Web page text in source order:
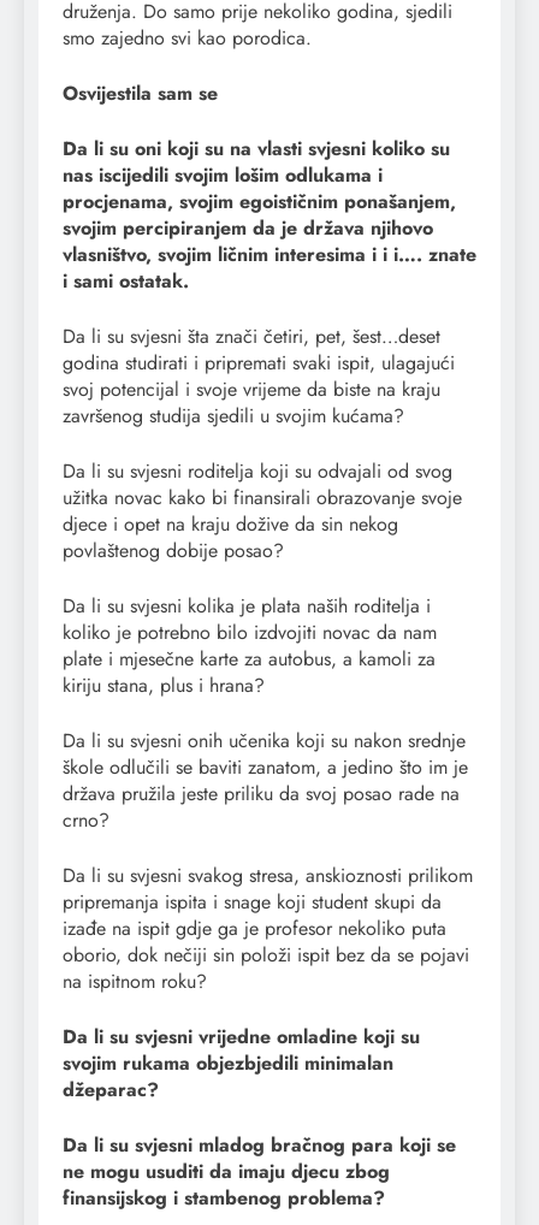
druženja. Do samo prije nekoliko godina, sjedili
smo zajedno svi kao porodica.
Osvijestila sam se
Da li su oni koji su na vlasti svjesni koliko su
nas iscijedili svojim lošim odlukama i
procjenama, svojim egoističnim ponašanjem,
svojim percipiranjem da je država njihovo
vlasništvo, svojim ličnim interesima i i i…. znate
i sami ostatak.
Da li su svjesni šta znači četiri, pet, šest…deset
godina studirati i pripremati svaki ispit, ulagajući
svoj potencijal i svoje vrijeme da biste na kraju
završenog studija sjedili u svojim kućama?
Da li su svjesni roditelja koji su odvajali od svog
užitka novac kako bi finansirali obrazovanje svoje
djece i opet na kraju dožive da sin nekog
povlaštenog dobije posao?
Da li su svjesni kolika je plata naših roditelja i
koliko je potrebno bilo izdvojiti novac da nam
plate i mjesečne karte za autobus, a kamoli za
kiriju stana, plus i hrana?
Da li su svjesni onih učenika koji su nakon srednje
škole odlučili se baviti zanatom, a jedino što im je
država pružila jeste priliku da svoj posao rade na
crno?
Da li su svjesni svakog stresa, anskioznosti prilikom
pripremanja ispita i snage koji student skupi da
izađe na ispit gdje ga je profesor nekoliko puta
oborio, dok nečiji sin položi ispit bez da se pojavi
na ispitnom roku?
Da li su svjesni vrijedne omladine koji su
svojim rukama objezbjedili minimalan
džeparac?
Da li su svjesni mladog bračnog para koji se
ne mogu usuditi da imaju djecu zbog
finansijskog i stambenog problema?